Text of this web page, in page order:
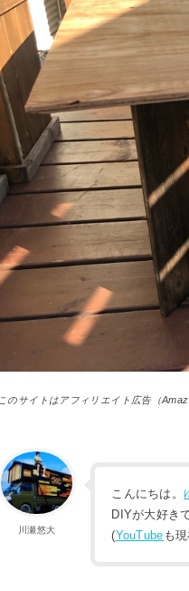
このサイトはアフィリエイト広告（
川瀬悠大
こんにちは。
DIYが大好き
(YouTube も